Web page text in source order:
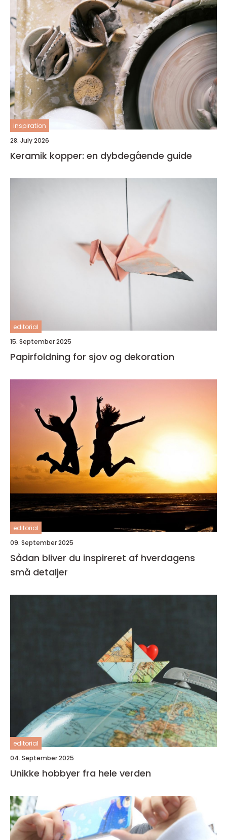
inspiration
28. July 2026
Keramik kopper: en dybdegående guide
editorial
15. September 2025
Papirfoldning for sjov og dekoration
editorial
09. September 2025
Sådan bliver du inspireret af hverdagens
små detaljer
editorial
04. September 2025
Unikke hobbyer fra hele verden